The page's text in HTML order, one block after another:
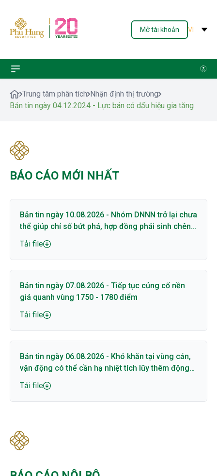
Mở tài khoản VI
Trung tâm phân tích Nhận định thị trường
Bản tin ngày 04.12.2024 - Lực bán có dấu hiệu gia tăng
BÁO CÁO MỚI NHẤT
Bản tin ngày 10.08.2026 - Nhóm DNNN trở lại chưa
thể giúp chỉ số bứt phá, hợp đồng phái sinh chênh
lệch lớn với cơ sở
Tải file
Bản tin ngày 07.08.2026 - Tiếp tục củng cố nền
giá quanh vùng 1750 - 1780 điểm
Tải file
Bản tin ngày 06.08.2026 - Khó khăn tại vùng cản,
vận động có thể cần hạ nhiệt tích lũy thêm động
lượng
Tải file